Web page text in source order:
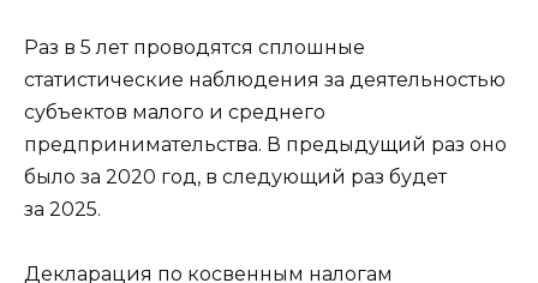
Раз в 5 лет проводятся сплошные
статистические наблюдения за деятельностью
субъектов малого и среднего
предпринимательства. В предыдущий раз оно
было за 2020 год, в следующий раз будет
за 2025.
Декларация по косвенным налогам